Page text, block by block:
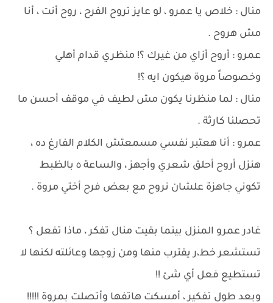
منال : خلاص يا عمرو ، لو عايز تروح الفرح ، روح أنت ، أنا
مش هروح .
عمرو : أروح أزاي من غيرك ؟! منظري قدام أهلي
وخصوصاً مروة هيكون ايه ؟!
منال : لما منظرنا يكون مش لطيف في موقف أحسن ما
تحصلنا كارثة .
عمرو : أنا هعتبر نفسي مسمعتش الكلام الفارغ ده ،
هنزل أروح أحلق شعري وأجهز ، والساعة ٥ بالظبط
تكوني جاهزة علشان نروح مع بعض فرح أختي مروة .
غادر عمرو المنزل بينما بقيت منال تفكر ، ماذا تفعل ؟
تستشعر خط،ر يقترب منها ومن زوجها وعائلته لكنها لا
تستطيع فعل أي شئ !!
وبعد طول تفكير ، أمسكت هاتفها وأتصلت بمروة !!!!!